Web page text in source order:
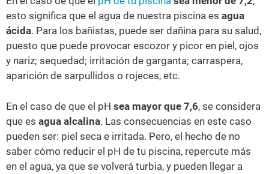
esto significa que el agua de nuestra piscina es agua
ácida. Para los bañistas, puede ser dañina para su salud,
puesto que puede provocar escozor y picor en piel, ojos
y nariz; sequedad; irritación de garganta; carraspera,
aparición de sarpullidos o rojeces, etc.
En el caso de que el pH sea mayor que 7,6, se considera
que es agua alcalina. Las consecuencias en este caso
pueden ser: piel seca e irritada. Pero, el hecho de no
saber cómo reducir el pH de tu piscina, repercute más
en el agua, ya que se volverá turbia, y pueden llegar a